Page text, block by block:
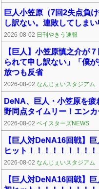
巨人小笠原（7回2失点負
し訳ない。連敗してしまい
2026-08-02 日刊やきう速報
【巨人】小笠原慎之介が
られて申し訳ない」「僕
放つも反省
2026-08-02 なんじぇいスタジアム
DeNA、巨人・小笠原を
野同点タイムリー！エン
2026-08-02 ベイスターズNEWS
【巨人対DeNA16回戦】
ヒット！！！！！！！！
2026-08-02 なんじぇいスタジアム
【巨人対DeNA16回戦】